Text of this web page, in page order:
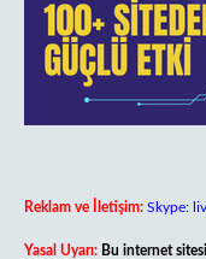
Reklam ve İletişim: Skype:
Yasal Uyarı: Bu internet